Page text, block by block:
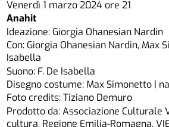
Venerdì 1 marzo 2024 ore 21
Anahit
Ideazione: Giorgia Ohanesian Nardin
Con: Giorgia Ohanesian Nardin, Max
Isabella
Suono: F. De Isabella
Disegno costume: Max Simonetto |
Foto credits: Tiziano Demuro
Prodotto da: Associazione Culturale
cultura, Regione Emilia-Romagna,